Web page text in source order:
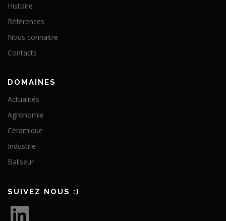
Histoire
Références
Nous connaitre
Contacts
DOMAINES
Actualités
Agronomie
Céramique
Industrie
Baliseur
SUIVEZ NOUS :)
L